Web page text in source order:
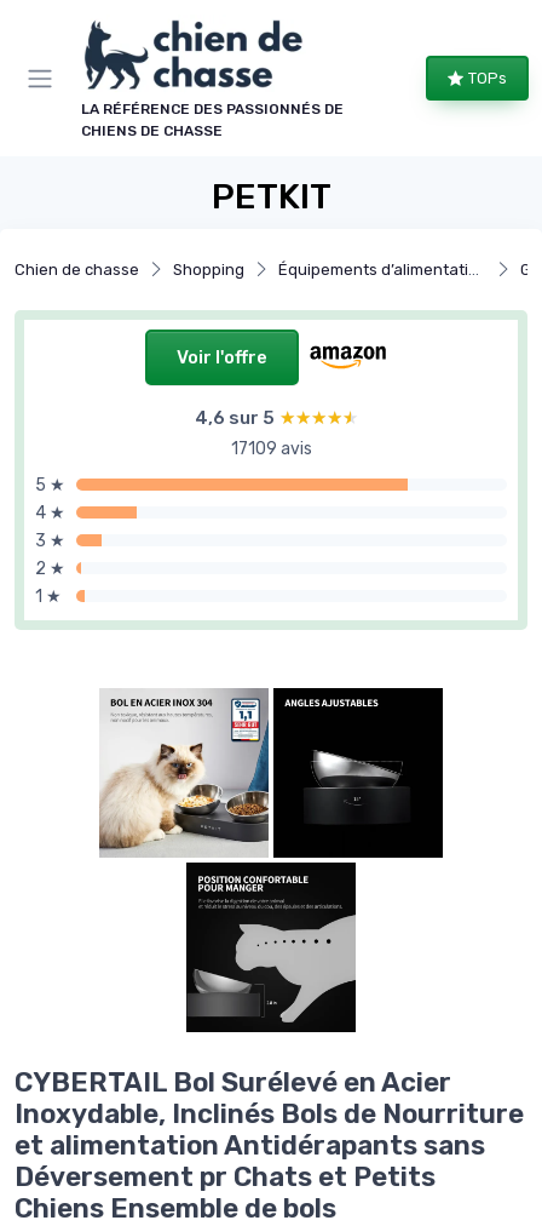
LA RÉFÉRENCE DES PASSIONNÉS DE
CHIENS DE CHASSE
TOPs
PETKIT
Chien de chasse Shopping Équipements d’alimentation et hydratation
Voir l'offre
4,6 sur 5 ★★★★★
★★★★★
17109 avis
5 ★
4 ★
3 ★
2 ★
1 ★
CYBERTAIL Bol Surélevé en Acier
Inoxydable, Inclinés Bols de Nourriture
et alimentation Antidérapants sans
Déversement pr Chats et Petits
Chiens Ensemble de bols
Panneau de gestion des cookies